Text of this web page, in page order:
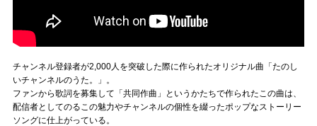
チャンネル登録者が2,000人を突破した際に作られたオリジナル曲「たのし
いチャンネルのうた。」。
ファンから歌詞を募集して「共同作曲」というかたちで作られたこの曲は、
配信者としてのるこの魅力やチャンネルの個性を綴ったポップなストーリー
ソングに仕上がっている。